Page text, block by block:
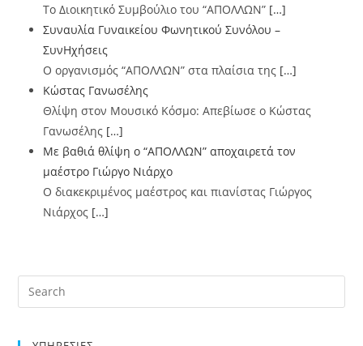
Το Διοικητικό Συμβούλιο του “ΑΠΟΛΛΩΝ” […]
Συναυλία Γυναικείου Φωνητικού Συνόλου –
ΣυνΗχήσεις
Ο οργανισμός “ΑΠΟΛΛΩΝ” στα πλαίσια της […]
Κώστας Γανωσέλης
Θλίψη στον Μουσικό Κόσμο: Απεβίωσε ο Κώστας
Γανωσέλης […]
Με βαθιά θλίψη o “ΑΠΟΛΛΩΝ” αποχαιρετά τον
μαέστρο Γιώργο Νιάρχο
Ο διακεκριμένος μαέστρος και πιανίστας Γιώργος
Νιάρχος […]